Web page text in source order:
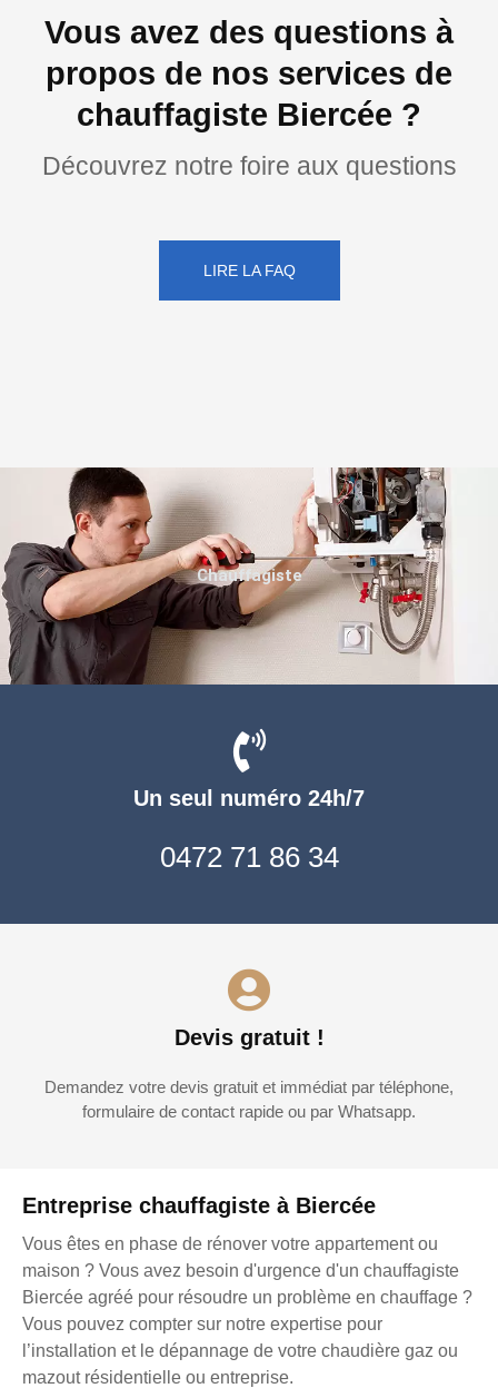
Vous avez des questions à
propos de nos services de
chauffagiste Biercée ?
Découvrez notre foire aux questions
LIRE LA FAQ
Entreprise chauffagiste à Biercée
Vous êtes en phase de rénover votre appartement ou
maison ? Vous avez besoin d'urgence d'un chauffagiste
Biercée agréé pour résoudre un problème en chauffage ?
Vous pouvez compter sur notre expertise pour
l’installation et le dépannage de votre chaudière gaz ou
mazout résidentielle ou entreprise.
Un seul numéro 24h/7
0472 71 86 34
Devis gratuit !
Demandez votre devis gratuit et immédiat par téléphone,
formulaire de contact rapide ou par Whatsapp.
Chauffagiste